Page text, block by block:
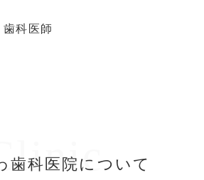
科医師
歯科医院について